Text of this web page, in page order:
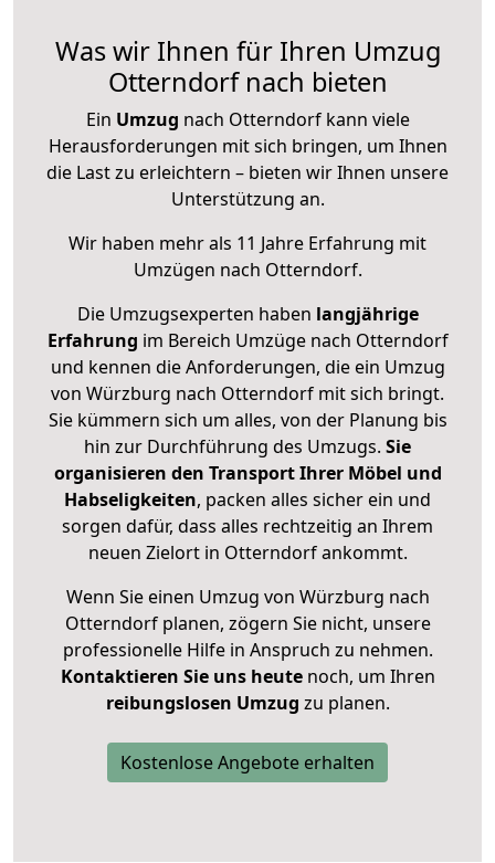
Was wir Ihnen für Ihren Umzug
Otterndorf nach bieten
Ein Umzug nach Otterndorf kann viele
Herausforderungen mit sich bringen, um Ihnen
die Last zu erleichtern – bieten wir Ihnen unsere
Unterstützung an.
Wir haben mehr als 11 Jahre Erfahrung mit
Umzügen nach Otterndorf.
Die Umzugsexperten haben langjährige
Erfahrung im Bereich Umzüge nach Otterndorf
und kennen die Anforderungen, die ein Umzug
von Würzburg nach Otterndorf mit sich bringt.
Sie kümmern sich um alles, von der Planung bis
hin zur Durchführung des Umzugs. Sie
organisieren den Transport Ihrer Möbel und
Habseligkeiten, packen alles sicher ein und
sorgen dafür, dass alles rechtzeitig an Ihrem
neuen Zielort in Otterndorf ankommt.
Wenn Sie einen Umzug von Würzburg nach
Otterndorf planen, zögern Sie nicht, unsere
professionelle Hilfe in Anspruch zu nehmen.
Kontaktieren Sie uns heutenoch, um Ihren
reibungslosen Umzug zu planen.
Kostenlose Angebote erhalten